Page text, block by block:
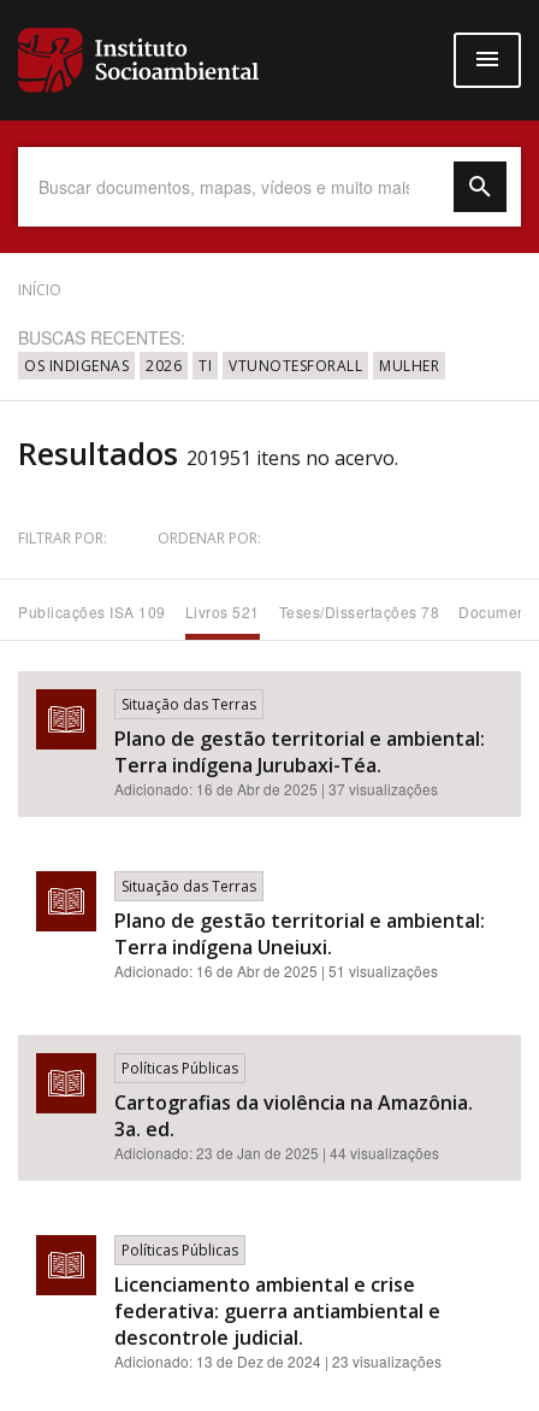
para
conteúdo
Data do Documento
Até
Povo Indígena
Subtema
Área de Levantamento
BUSCAR
INÍCIO
BUSCAS RECENTES:
OS INDIGENAS 2026 TI VTUNOTESFORALL MULHER
Resultados 201951 itens no acervo.
FILTRAR POR: ORDENAR POR:
Publicações ISA 109 Livros 521 Teses/Dissertações 78
Situação das Terras
Plano de gestão territorial e ambiental:
Terra indígena Jurubaxi-Téa.
Adicionado: 16 de Abr de 2025 | 37 visualizações
Situação das Terras
Plano de gestão territorial e ambiental:
Terra indígena Uneiuxi.
Adicionado: 16 de Abr de 2025 | 51 visualizações
Políticas Públicas
Cartografias da violência na Amazônia.
3a. ed.
Adicionado:23 de Jan de 2025 | 44 visualizações
Políticas Públicas
Licenciamento ambiental e crise
federativa: guerra antiambiental e
descontrole judicial.
Adicionado: 13 de Dez de 2024 | 23 visualizações